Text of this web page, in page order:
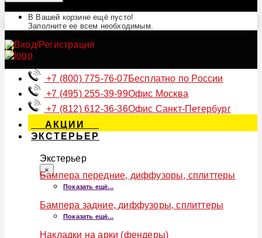
В Вашей корзине ещё пусто!
Заполните ее всем необходимым.
+7 (800) 775-76-07Бесплатно по России
+7 (495) 255-39-99Офис Москва
+7 (812) 612-36-36Офис Санкт-Петербург
АКЦИИ
ЭКСТЕРЬЕР
Экстерьер
×
Бампера передние, диффузоры, сплиттеры
Показать ещё...
Бампера задние, диффузоры, сплиттеры
Показать ещё...
Накладки на арки (фендеры)